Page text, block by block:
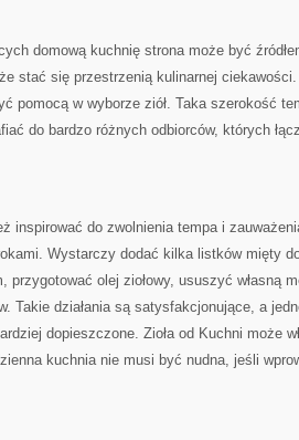
domową kuchnię strona może być
stać się przestrzenią kulinarnej
pomocą w wyborze ziół. Taka szerokość
do bardzo różnych odbiorców, których
inspirować do zwolnienia tempa i
Wystarczy dodać kilka listków mięty
przygotować olej ziołowy, ususzyć własną
Takie działania są satysfakcjonujące, a
dopieszczone. Zioła od Kuchni może
kuchnia nie musi być nudna, jeśli